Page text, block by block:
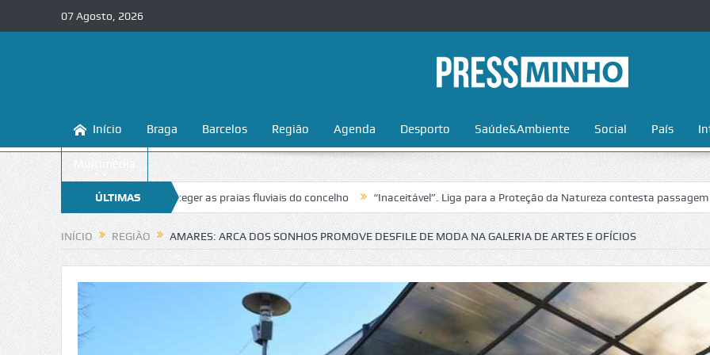
07 Agosto, 2026
Início Braga Barcelos Região Agenda Desporto Saúde&Ambiente Social País
Multimédia
ÚLTIMAS
NOTÍCIAS
ensina a conhecer e proteger as praias fluviais do concelho “Inaceitável”. Liga para a Proteção da Natureza contesta passagem da Volta a
INÍCIO REGIÃO AMARES: ARCA DOS SONHOS PROMOVE DESFILE DE MODA NA GALERIA DE ARTES E OFÍCIOS